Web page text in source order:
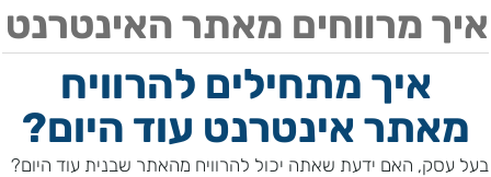
איך מרווחים מאתר האינטרנט
איך מתחילים להרוויח
מאתר אינטרנט עוד היום?
בעל עסק, האם ידעת שאתה יכול להרוויח מהאתר שבנית עוד היום?